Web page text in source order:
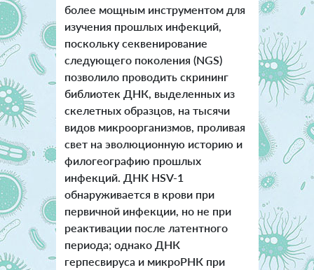
более мощным инструментом для
изучения прошлых инфекций,
поскольку секвенирование
следующего поколения (NGS)
позволило проводить скрининг
библиотек ДНК, выделенных из
скелетных образцов, на тысячи
видов микроорганизмов, проливая
свет на эволюционную историю и
филогеографию прошлых
инфекций. ДНК HSV-1
обнаруживается в крови при
первичной инфекции, но не при
реактивации после латентного
периода; однако ДНК
герпесвируса и микроРНК при